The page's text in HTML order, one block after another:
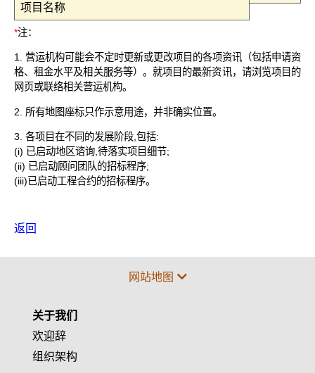
项目名称
*注：
1. 营运机构可能会不定时更新或更改项目的各项资讯（包括申请资
格、租金水平及相关服务等）。就项目的最新资讯，请浏览项目的
网页或联络相关营运机构。
2. 所有地图座标只作示意用途，并非确实位置。
3. 各项目在不同的发展阶段,包括:
(i) 已启动地区谘询,待落实项目细节;
(ii) 已启动顾问团队的招标程序;
(iii)已启动工程合约的招标程序。
返回
网站地图
关于我们
欢迎辞
组织架构